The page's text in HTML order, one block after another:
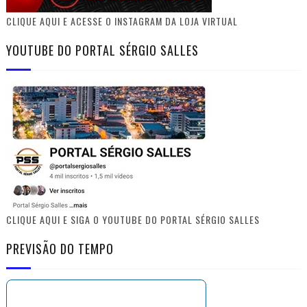
CLIQUE AQUI E ACESSE O INSTAGRAM DA LOJA VIRTUAL
YOUTUBE DO PORTAL SÉRGIO SALLES
CLIQUE AQUI E SIGA O YOUTUBE DO PORTAL SÉRGIO SALLES
PREVISÃO DO TEMPO